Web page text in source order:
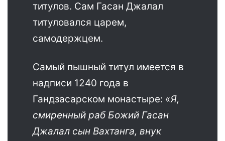
титулов. Сам Гасан Джалал
титуловался царем,
самодержцем.
Самый пышный титул имеется в
надписи 1240 года в
Гандзасарском монастыре: «Я,
смиренный раб Божий Гасан
Джалал сын Вахтанга, внук